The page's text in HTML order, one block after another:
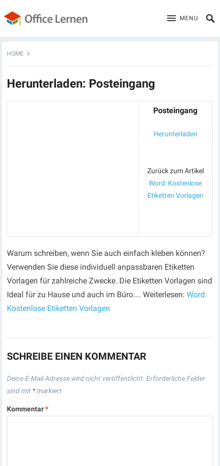
MENU
HOME
Herunterladen: Posteingang
Posteingang
Herunterladen
Zurück zum Artikel
Word: Kostenlose
Etiketten Vorlagen
Warum schreiben, wenn Sie auch einfach kleben können?
Verwenden Sie diese individuell anpassbaren Etiketten
Vorlagen für zahlreiche Zwecke. Die Etiketten Vorlagen sind
Ideal für zu Hause und auch im Büro.... Weiterlesen:Word:
Kostenlose Etiketten Vorlagen
SCHREIBE EINEN KOMMENTAR
Deine E-Mail-Adresse wird nicht veröffentlicht. Erforderliche Felder
sind mit *markiert
Kommentar*